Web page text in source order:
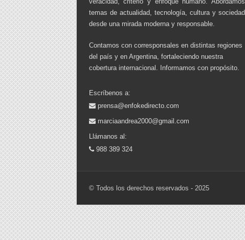
temas de actualidad, tecnología, cultura y sociedad
desde una mirada moderna y responsable.
Contamos con corresponsales en distintas regiones
del país y en Argentina, fortaleciendo nuestra
cobertura internacional. Informamos con propósito.
Escríbenos a:
prensa@enfokedirecto.com
marciaandrea2000@gmail.com
Llámanos al:
988 389 324
© Todos los derechos reservados - 2025